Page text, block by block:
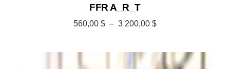
FFR A_R_T
560,00 $ – 3 200,00 $